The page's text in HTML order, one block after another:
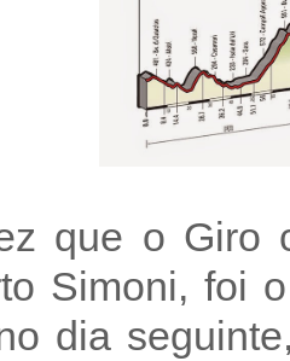
que o Giro
Simoni, foi
dia